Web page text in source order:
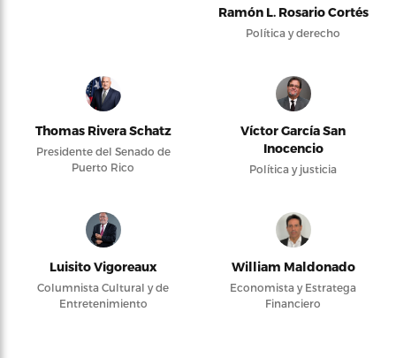
Ramón L. Rosario Cortés
Política y derecho
Thomas Rivera Schatz
Presidente del Senado de
Puerto Rico
Víctor García San
Inocencio
Política y justicia
Luisito Vigoreaux
Columnista Cultural y de
Entretenimiento
William Maldonado
Economista y Estratega
Financiero